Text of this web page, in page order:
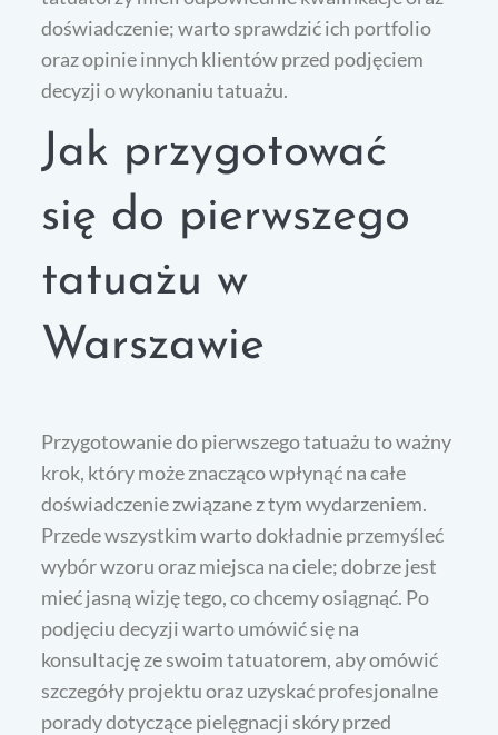
doświadczenie; warto sprawdzić ich portfolio
oraz opinie innych klientów przed podjęciem
decyzji o wykonaniu tatuażu.
Jak przygotować
się do pierwszego
tatuażu w
Warszawie
Przygotowanie do pierwszego tatuażu to ważny
krok, który może znacząco wpłynąć na całe
doświadczenie związane z tym wydarzeniem.
Przede wszystkim warto dokładnie przemyśleć
wybór wzoru oraz miejsca na ciele; dobrze jest
mieć jasną wizję tego, co chcemy osiągnąć. Po
podjęciu decyzji warto umówić się na
konsultację ze swoim tatuatorem, aby omówić
szczegóły projektu oraz uzyskać profesjonalne
porady dotyczące pielęgnacji skóry przed